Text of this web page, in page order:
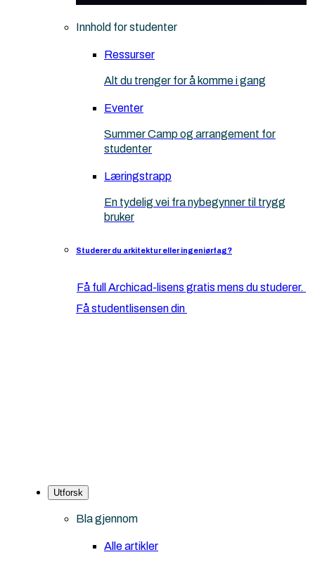
Innhold for studenter
Ressurser
Alt du trenger for å komme i gang
Eventer
Summer Camp og arrangement for
studenter
Læringstrapp
En tydelig vei fra nybegynner til trygg
bruker
Studerer du arkitektur eller ingeniørfag?
Få full Archicad-lisens gratis mens du studerer.
Få studentlisensen din
Utforsk
Bla gjennom
Alle artikler